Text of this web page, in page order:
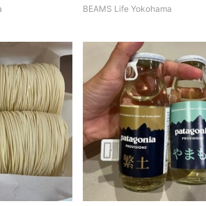
BEAMS Life Yokohama